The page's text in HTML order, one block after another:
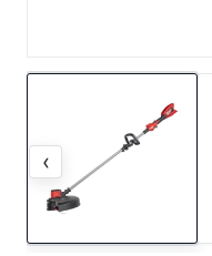
‹